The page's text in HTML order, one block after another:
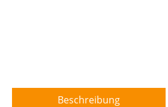
Beschreibung